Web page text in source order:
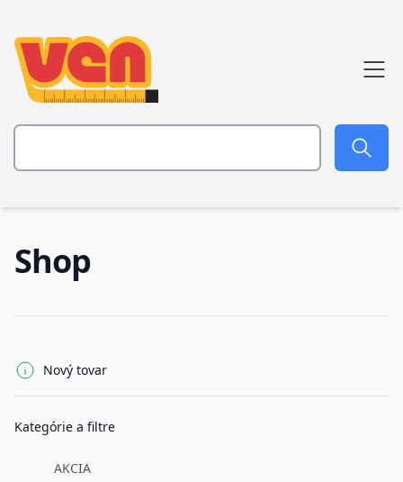
Shop
FiltersNový tovar
Kategórie a filtre
AKCIA